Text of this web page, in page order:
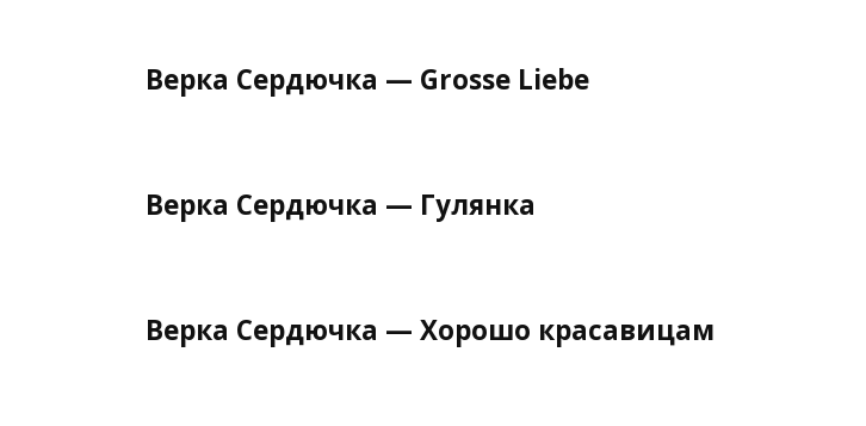
Верка Сердючка — Grosse Liebe
Верка Сердючка — Гулянка
Верка Сердючка — Хорошо красавицам